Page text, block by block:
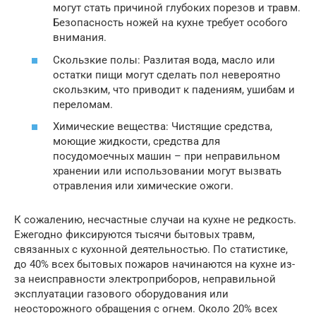
могут стать причиной глубоких порезов и травм.
Безопасность ножей на кухне требует особого
внимания.
Скользкие полы: Разлитая вода, масло или
остатки пищи могут сделать пол невероятно
скользким, что приводит к падениям, ушибам и
переломам.
Химические вещества: Чистящие средства,
моющие жидкости, средства для
посудомоечных машин – при неправильном
хранении или использовании могут вызвать
отравления или химические ожоги.
К сожалению, несчастные случаи на кухне не редкость.
Ежегодно фиксируются тысячи бытовых травм,
связанных с кухонной деятельностью. По статистике,
до 40% всех бытовых пожаров начинаются на кухне из-
за неисправности электроприборов, неправильной
эксплуатации газового оборудования или
неосторожного обращения с огнем. Около 20% всех